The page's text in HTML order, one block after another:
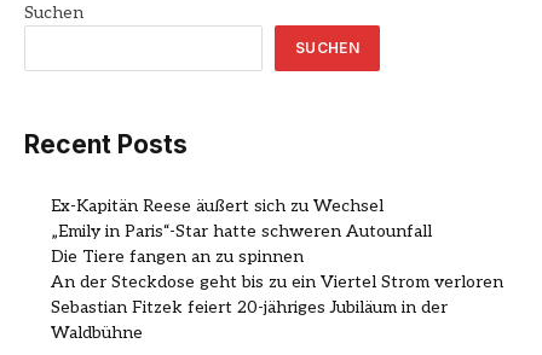
Suchen
SUCHEN
Recent Posts
Ex-Kapitän Reese äußert sich zu Wechsel
„Emily in Paris“-Star hatte schweren Autounfall
Die Tiere fangen an zu spinnen
An der Steckdose geht bis zu ein Viertel Strom verloren
Sebastian Fitzek feiert 20-jähriges Jubiläum in der
Waldbühne